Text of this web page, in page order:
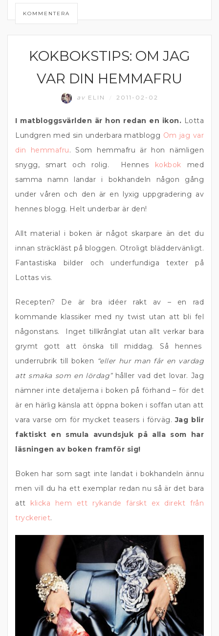
KOMMENTERA
MATPRAT
KOKBOKSTIPS: OM JAG
VAR DIN HEMMAFRU
av ELIN 2011-02-02
I matbloggsvärlden är hon redan en ikon. Lotta
Lundgren med sin underbara matblogg Om jag var
din hemmafru. Som hemmafru är hon nämligen
snygg, smart och rolig. Hennes kokbok med
samma namn landar i bokhandeln någon gång
under våren och den är en lyxig uppgradering av
hennes blogg. Helt underbar är den!
Allt material i boken är något skarpare än det du
innan sträckläst på bloggen. Otroligt bläddervänligt.
Fantastiska bilder och underfundiga texter på
Lottas vis.
Recepten? De är bra idéer rakt av – en rad
kommande klassiker med ny twist utan att bli fel
någonstans. Inget tillkrånglat utan allt verkar bara
grymt gott att önska till middag. Så hennes
underrubrik till boken “eller hur man får en vardag
att smaka som en lördag”håller vad det lovar. Jag
nämner inte detaljerna i boken på förhand – för det
är en härlig känsla att öppna boken i soffan utan att
vara varse om för mycket teasers i förväg.Jag blir
faktiskt en smula avundsjuk på alla som har
läsningen av boken framför sig!
Boken har som sagt inte landat i bokhandeln ännu
men vill du ha ett exemplar redan nu så är det bara
att klicka hem ett rykande färskt ex direkt från
tryckeriet.